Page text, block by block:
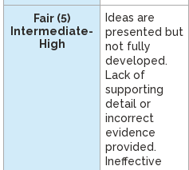
Fair (5)
Intermediate-
High
Ideas are
presented but
not fully
developed.
Lack of
supporting
detail or
incorrect
evidence
provided.
Ineffective